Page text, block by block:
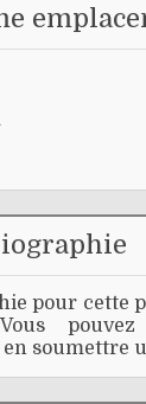
pour cette
soumettre